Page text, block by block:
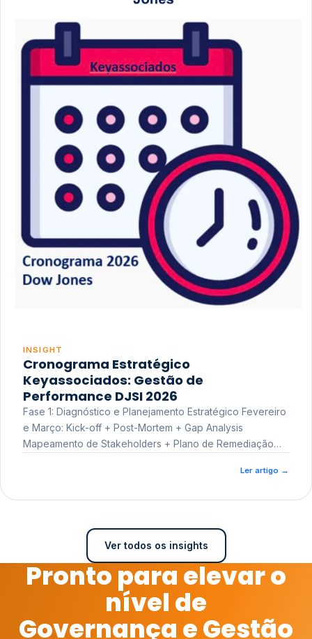
INSIGHT
Cronograma Estratégico
Keyassociados: Gestão de
Performance DJSI 2026
Fase 1: Diagnóstico e Planejamento Estratégico Fevereiro
e Março: Kick-off + Post-Mortem + Gap Analysis
Mapeamento de Stakeholders + Plano de Remediação
Ler artigo →
Ver todos os insights
Pronto para elevar o
nível de
Governança e Gestão